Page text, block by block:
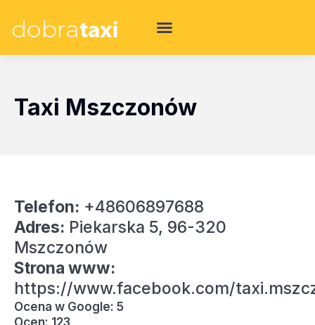
Taxi Mszczonów
Telefon: +48606897688
Adres: Piekarska 5, 96-320
Mszczonów
Strona www:
https://www.facebook.com/
Ocena w Google: 5